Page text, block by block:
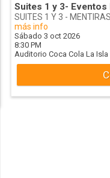
Suites 1 y 3- Eventos
SUITES 1 Y 3 -
más info
Sábado 3 oct 2026
8:30 PM
Auditorio Coca Cola La Isla